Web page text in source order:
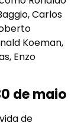
Carlos
Koeman,
Enzo
de maio
de